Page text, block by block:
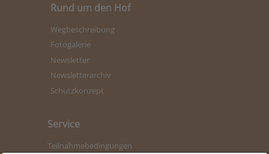
Rund um den Hof
Wegbeschreibung
Fotogalerie
Newsletter
Newsletterarchiv
Schutzkonzept
Service
Teilnahmebedingungen